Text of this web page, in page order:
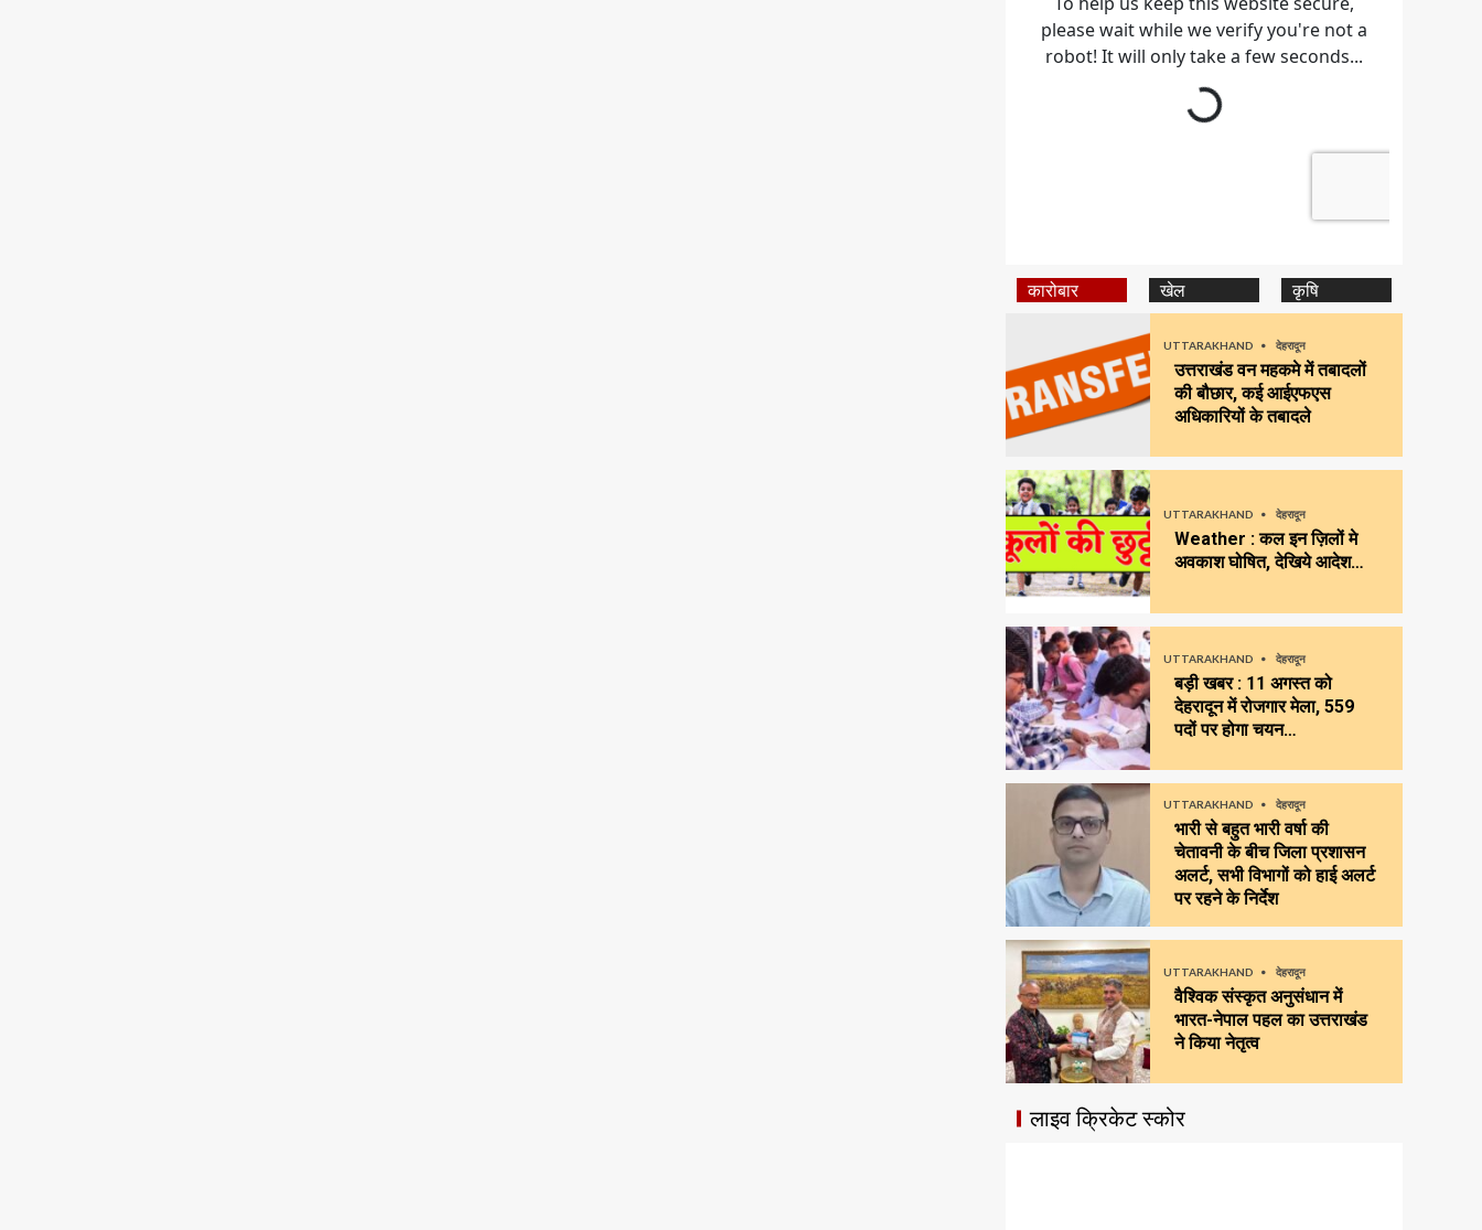
कारोबार खेल कृषि
UTTARAKHAND देहरादून
उत्तराखंड वन महकमे में तबादलों
की बौछार, कई आईएफएस
अधिकारियों के तबादले
UTTARAKHAND देहरादून
Weather : कल इन ज़िलों मे
अवकाश घोषित, देखिये आदेश…
UTTARAKHAND देहरादून
बड़ी खबर : 11 अगस्त को
देहरादून में रोजगार मेला, 559
पदों पर होगा चयन…
UTTARAKHAND देहरादून
भारी से बहुत भारी वर्षा की
चेतावनी के बीच जिला प्रशासन
अलर्ट, सभी विभागों को हाई अलर्ट
पर रहने के निर्देश
UTTARAKHAND देहरादून
वैश्विक संस्कृत अनुसंधान में
भारत-नेपाल पहल का उत्तराखंड
ने किया नेतृत्व
लाइव क्रिकेट स्कोर